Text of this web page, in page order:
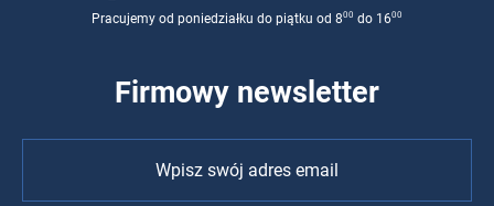
Pracujemy od poniedziałku do piątku od 800 do 1600
Firmowy newsletter